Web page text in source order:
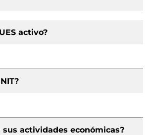
activo?
sus actividades económicas?